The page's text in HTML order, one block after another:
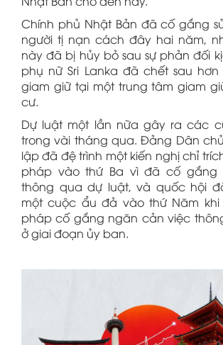
Chính phủ Nhật Bản đã cố gắng
người tị nạn cách đây hai năm,
này đã bị hủy bỏ sau sự phản đối
phụ nữ Sri Lanka đã chết sau
giam giữ tại một trung tâm giam
cư.
Dự luật một lần nữa gây ra các
trong vài tháng qua. Đảng Dân
lập đã đệ trình một kiến nghị chỉ
pháp vào thứ Ba vì đã cố gắng
thông qua dự luật, và quốc hội
một cuộc ẩu đả vào thứ Năm
pháp cố gắng ngăn cản việc
ở giai đoạn ủy ban.